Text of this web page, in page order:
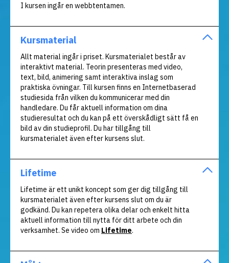
I kursen ingår en webbtentamen.
Kursmaterial
Allt material ingår i priset. Kursmaterialet består av
interaktivt material. Teorin presenteras med video,
text, bild, animering samt interaktiva inslag som
praktiska övningar. Till kursen finns en Internetbaserad
studiesida från vilken du kommunicerar med din
handledare. Du får aktuell information om dina
studieresultat och du kan på ett överskådligt sätt få en
bild av din studieprofil. Du har tillgång till
kursmaterialet även efter kursens slut.
Lifetime
Lifetime är ett unikt koncept som ger dig tillgång till
kursmaterialet även efter kursens slut om du är
godkänd. Du kan repetera olika delar och enkelt hitta
aktuell information till nytta för ditt arbete och din
verksamhet. Se video om Lifetime.